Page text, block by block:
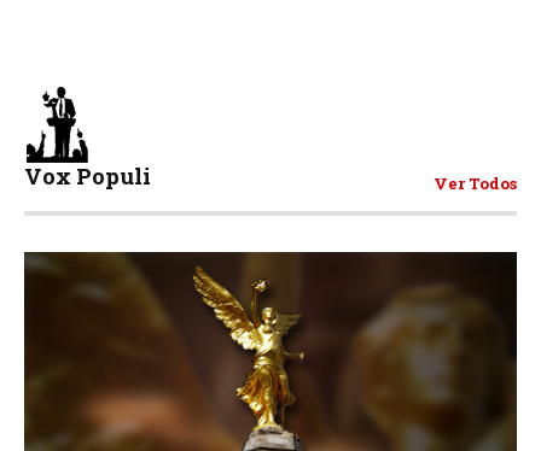
Vox Populi Ver Todos